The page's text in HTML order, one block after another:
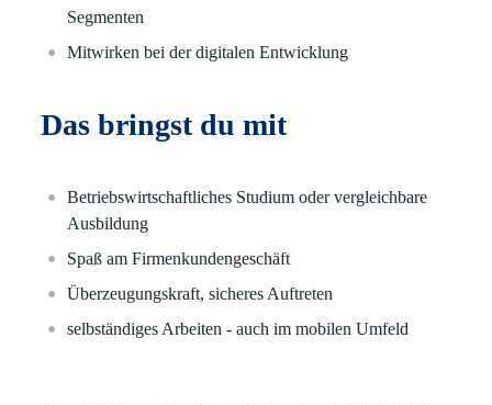
Segmenten
Mitwirken bei der digitalen Entwicklung
Das bringst du mit
Betriebswirtschaftliches Studium oder vergleichbare
Ausbildung
Spaß am Firmenkundengeschäft
Überzeugungskraft, sicheres Auftreten
selbständiges Arbeiten - auch im mobilen Umfeld